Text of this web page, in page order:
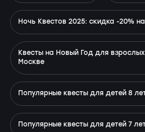
Ночь Квестов 2025: скидка -20%
Квесты на Новый Год для
Москве
Популярные квесты для детей 8
Популярные квесты для детей 7